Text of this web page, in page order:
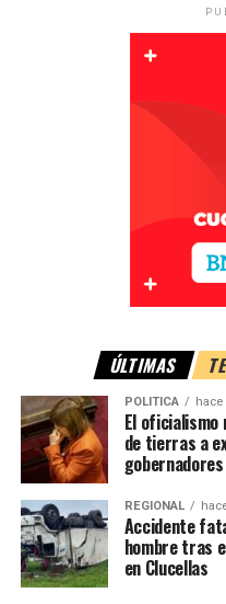
Qué se llevaron
de varios elementos
entre ellos:
Un teléfono
Un dron.
Máquinas de
Los objetos sustraídos
fundamentales para el
ÚLTIMAS
POLITICA hace
El
de tierras a
gobernadores
REGIONAL
Accidente
hombre tras
en Clucellas